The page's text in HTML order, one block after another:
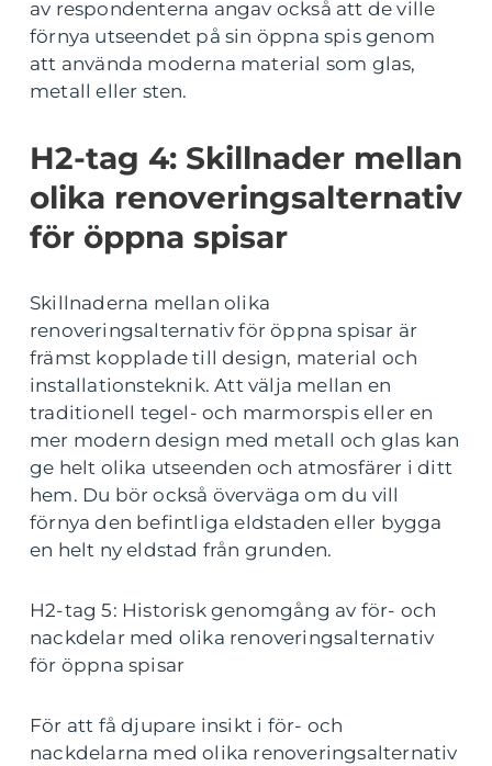
av respondenterna angav också att de ville
förnya utseendet på sin öppna spis genom
att använda moderna material som glas,
metall eller sten.
H2-tag 4: Skillnader mellan
olika renoveringsalternativ
för öppna spisar
Skillnaderna mellan olika
renoveringsalternativ för öppna spisar är
främst kopplade till design, material och
installationsteknik. Att välja mellan en
traditionell tegel- och marmorspis eller en
mer modern design med metall och glas kan
ge helt olika utseenden och atmosfärer i ditt
hem. Du bör också överväga om du vill
förnya den befintliga eldstaden eller bygga
en helt ny eldstad från grunden.
H2-tag 5: Historisk genomgång av för- och
nackdelar med olika renoveringsalternativ
för öppna spisar
För att få djupare insikt i för- och
nackdelarna med olika renoveringsalternativ